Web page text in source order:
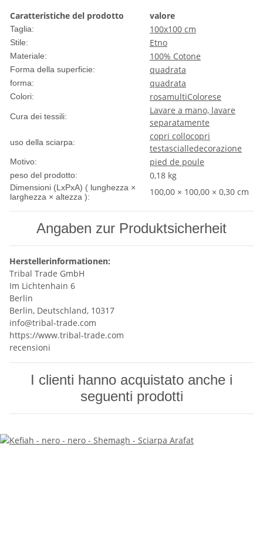
Caratteristiche del prodotto
valore
Taglia: 100x100 cm
Stile: Etno
Materiale: 100% Cotone
Forma della superficie: quadrata
forma: quadrata
Colori: rosamultiColorese
Cura dei tessili:
Lavare a mano, lavare
separatamente
uso della sciarpa:
copri collocopri
testascialledecorazione
Motivo: pied de poule
peso del prodotto: 0,18 kg
Dimensioni (LxPxA) ( lunghezza ×
larghezza × altezza ):
100,00 × 100,00 × 0,30 cm
Angaben zur Produktsicherheit
Herstellerinformationen:
Tribal Trade GmbH
Im Lichtenhain 6
Berlin
Berlin, Deutschland, 10317
info@tribal-trade.com
https://www.tribal-trade.com
recensioni
I clienti hanno acquistato anche i
seguenti prodotti